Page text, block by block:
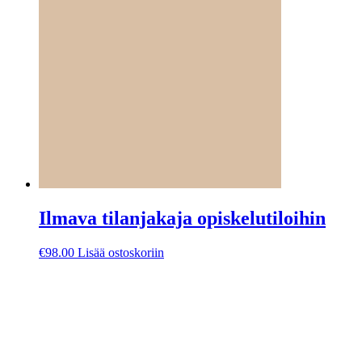
Ilmava tilanjakaja opiskelutiloihin
€98.00 Lisää ostoskoriin